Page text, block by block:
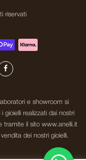
riservati
e showroom si
gioielli realizzati dai nostri
tramite il sito www.anelli.it
dei nostri gioielli.